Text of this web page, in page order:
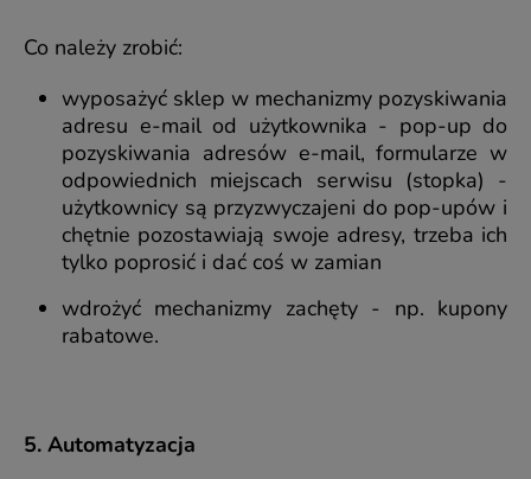
Co należy zrobić:
wyposażyć sklep w mechanizmy pozyskiwania
adresu e-mail od użytkownika - pop-up do
pozyskiwania adresów e-mail, formularze w
odpowiednich miejscach serwisu (stopka) -
użytkownicy są przyzwyczajeni do pop-upów i
chętnie pozostawiają swoje adresy, trzeba ich
tylko poprosić i dać coś w zamian
wdrożyć mechanizmy zachęty - np. kupony
rabatowe.
5. Automatyzacja